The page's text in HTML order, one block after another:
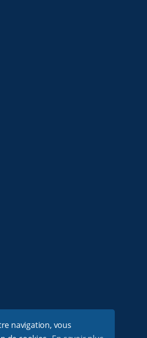
navigation, vous